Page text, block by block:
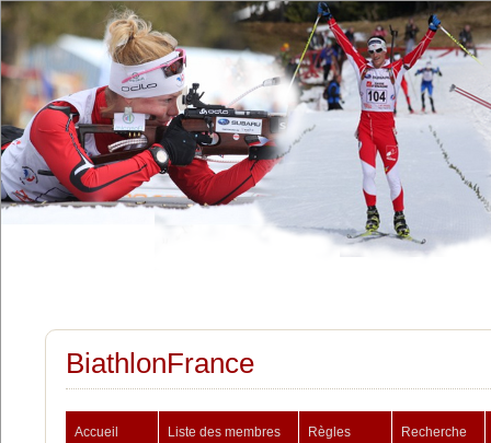
BiathlonFrance
Accueil Liste des membres Règles Recherche